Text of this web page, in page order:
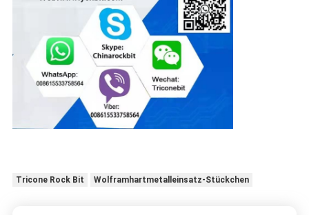
Tricone Rock Bit Wolframhartmetalleinsatz-Stückchen